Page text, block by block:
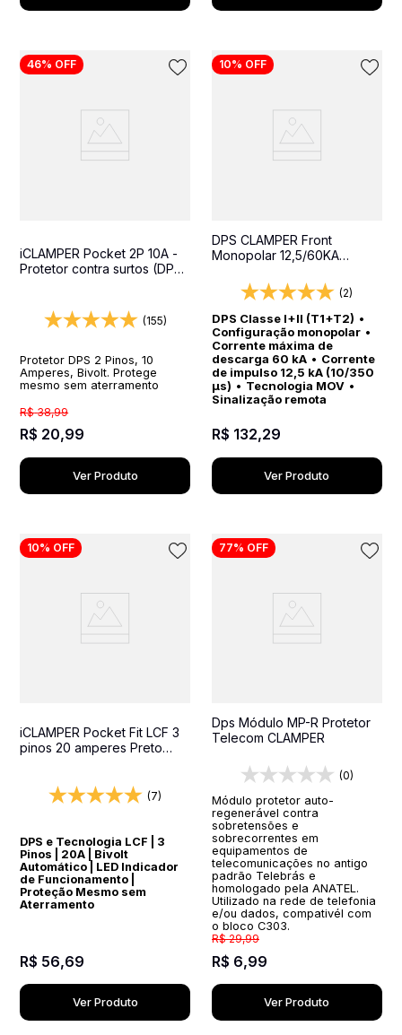
46% OFF
iCLAMPER Pocket 2P 10A -
Protetor contra surtos (DPS)
(155)
Protetor DPS 2 Pinos, 10
Amperes, Bivolt. Protege
mesmo sem aterramento
R$ 38,99
R$ 20,99
Ver Produto
10% OFF
DPS CLAMPER Front
Monopolar 12,5/60KA
surtos para quadros
elétricos
(2)
DPS Classe I+II (T1+T2) •
Configuração monopolar•
Corrente máxima de
descarga 60 kA• Corrente
de impulso 12,5 kA (10/350
µs) • Tecnologia MOV•
Sinalização remota
R$ 132,29
Ver Produto
10% OFF
iCLAMPER Pocket Fit LCF 3
pinos 20 amperes Preto
(7)
DPS e Tecnologia LCF | 3
Pinos | 20A | Bivolt
Automático | LED Indicador
de Funcionamento |
Proteção Mesmo sem
Aterramento
R$ 56,69
Ver Produto
77% OFF
Dps Módulo MP-R Protetor
Telecom CLAMPER
(0)
Módulo protetor auto-
regenerável contra
sobretensões e
sobrecorrentes em
equipamentos de
telecomunicações no antigo
padrão Telebrás e
homologado pela ANATEL.
Utilizado na rede de telefonia
e/ou dados, compativél com
o bloco C303.
R$ 29,99
R$ 6,99
Ver Produto